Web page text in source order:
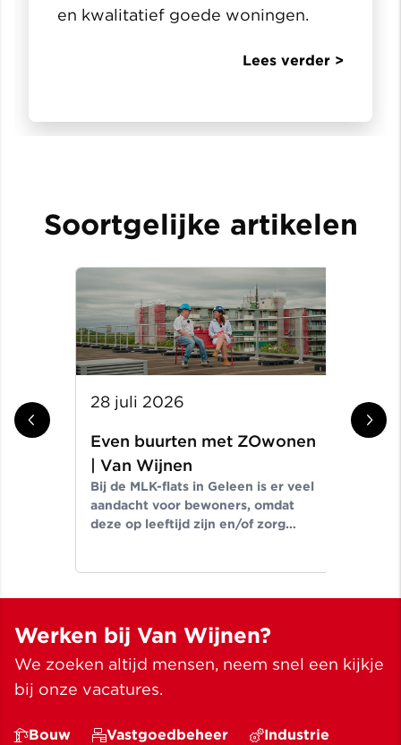
en kwalitatief goede woningen.
Lees verder >
Soortgelijke artikelen
28 juli 2026
Even buurten met ZOwonen
| Van Wijnen
Bij de MLK-flats in Geleen is er veel
aandacht voor bewoners, omdat
deze op leeftijd zijn en/of zorg
14
Werken bij Van Wijnen?
We zoeken altijd mensen, neem snel een kijkje
bij onze vacatures.
Bouw Vastgoedbeheer Industrie